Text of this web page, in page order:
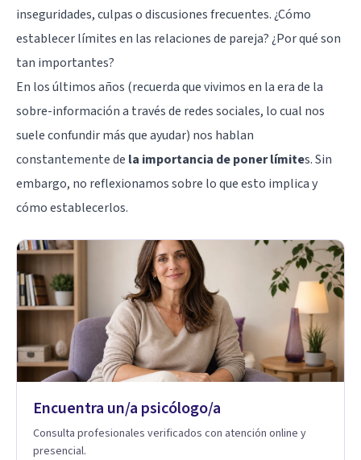
inseguridades, culpas o discusiones frecuentes. ¿Cómo
establecer límites en las relaciones de pareja? ¿Por qué son
tan importantes?
En los últimos años (recuerda que vivimos en la era de la
sobre-información a través de redes sociales, lo cual nos
suele confundir más que ayudar) nos hablan
constantemente de la importancia de poner límites. Sin
embargo, no reflexionamos sobre lo que esto implica y
cómo establecerlos.
Encuentra un/a psicólogo/a
Consulta profesionales verificados con atención online y
presencial.